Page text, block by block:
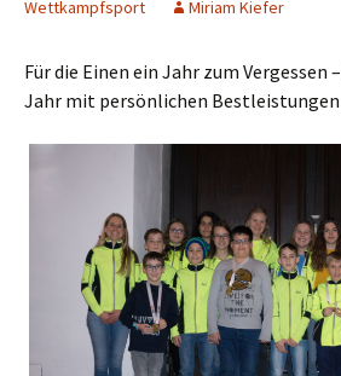
Wettkampfsport Miriam Kiefer
Für die Einen ein Jahr zum Vergessen
Jahr mit persönlichen